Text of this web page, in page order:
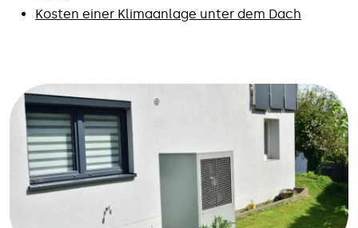
Kosten einer Klimaanlage unter dem Dach